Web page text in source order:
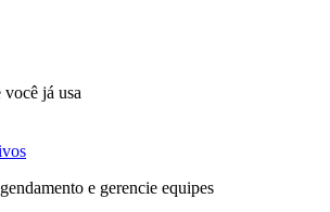
você já usa
e gerencie equipes